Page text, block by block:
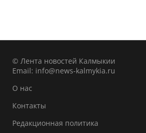
© Лента новостей Калмыкии
Email: info@news-kalmykia.ru
О нас
Контакты
Редакционная политика